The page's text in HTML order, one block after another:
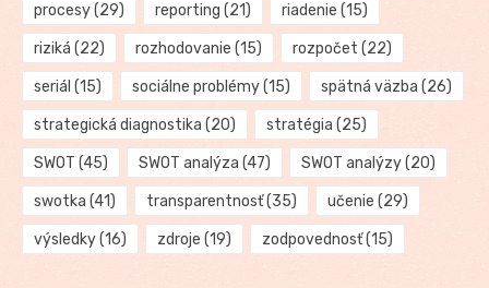
procesy(29) reporting (21) riadenie (15)
riziká (22) rozhodovanie (15) rozpočet (22)
seriál (15) sociálne problémy(15) spätná väzba (26)
strategická diagnostika (20) stratégia (25)
SWOT (45) SWOT analýza (47) SWOT analýzy(20)
swotka (41) transparentnosť(35) učenie (29)
výsledky(16) zdroje (19) zodpovednosť(15)